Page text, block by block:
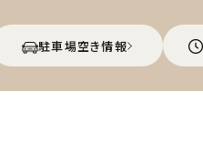
駐車場空き情報